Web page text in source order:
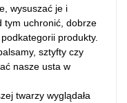
wysuszać je i
tym uchronić, dobrze
produkty.
sztyfty czy
nasze usta w
twarzy wyglądała